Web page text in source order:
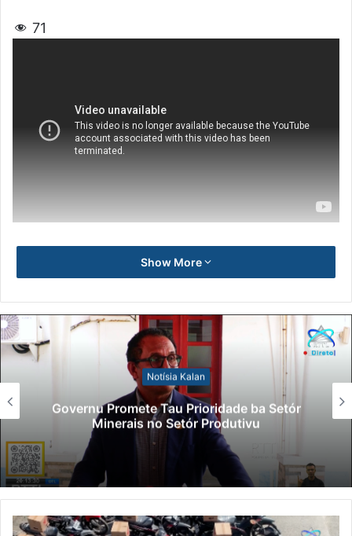
71
Show More
Notísia Kalan
Governu Promete Tau Prioridade ba Setór
Minerais no Setór Produtivu